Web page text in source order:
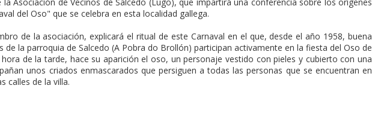
del Oso" que se celebra en esta localidad gallega.
de la asociación, explicará el ritual de este Carnaval en el que, desde el año 1958, buena
de la parroquia de Salcedo (A Pobra do Brollón) participan activamente en la fiesta del Oso de
de la tarde, hace su aparición el oso, un personaje vestido con pieles y cubierto con una
unos criados enmascarados que persiguen a todas las personas que se encuentran en
calles de la villa.